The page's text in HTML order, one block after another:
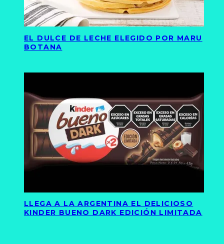
EL DULCE DE LECHE ELEGIDO POR MARU
BOTANA
LLEGA A LA ARGENTINA EL DELICIOSO
KINDER BUENO DARK EDICIÓN LIMITADA